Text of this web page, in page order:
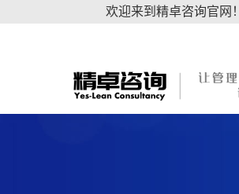
欢迎来到精卓咨询官网！